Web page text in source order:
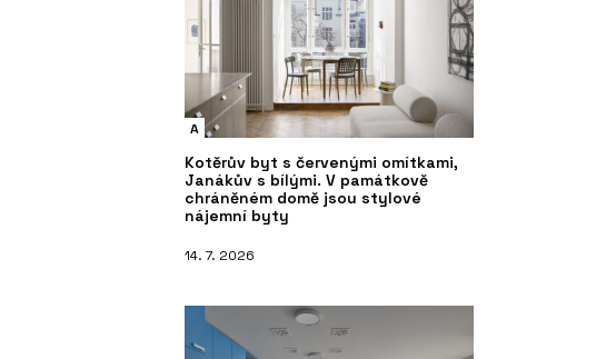
A
Kotěrův byt s červenými omítkami,
Janákův s bílými. V památkově
chráněném domě jsou stylové
nájemní byty
14. 7. 2026